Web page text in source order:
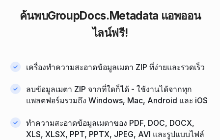
ค้นพบGroupDocs.Metadata แอพออน
ไลน์ฟรี!
เครื่องทําความสะอาดข้อมูลเมตา ZIP ที่ง่ายและรวดเร็ว
ลบข้อมูลเมตา ZIP จากที่ใดก็ได้ - ใช้งานได้จากทุก
แพลตฟอร์มรวมถึง Windows, Mac, Android และ iOS
ทําความสะอาดข้อมูลเมตาของ PDF, DOC, DOCX,
XLS, XLSX, PPT, PPTX, JPEG, AVI และรูปแบบไฟล์